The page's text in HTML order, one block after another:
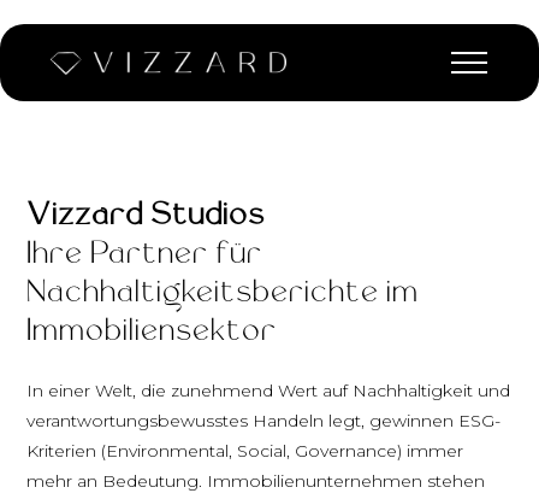
Vizzard Studios
Ihre Partner für
Nachhaltigkeitsberichte im
Immobiliensektor
In einer Welt, die zunehmend Wert auf Nachhaltigkeit und
verantwortungsbewusstes Handeln legt, gewinnen ESG-
Kriterien (Environmental, Social, Governance) immer
mehr an Bedeutung. Immobilienunternehmen stehen